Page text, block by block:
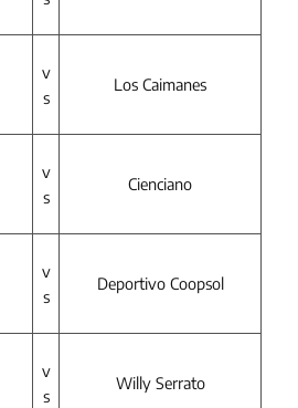
v
s
Los Caimanes
v
s
Cienciano
v
s
Deportivo Coopsol
v
s
Willy Serrato